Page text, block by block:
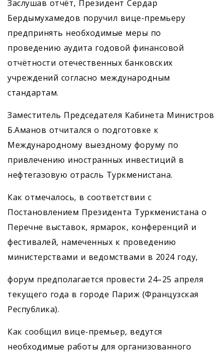
Заслушав отчёт, Президент Сердар
Бердымухамедов поручил вице-премьеру
предпринять необходимые меры по
проведению аудита годовой финансовой
отчётности отечественных банковских
учреждений согласно международным
стандартам.
Заместитель Председателя Кабинета Министров
Б.Аманов отчитался о подготовке к
Международному выездному форуму по
привлечению иностранных инвестиций в
нефтегазовую отрасль Туркменистана.
Как отмечалось, в соответствии с
Постановлением Президента Туркменистана о
Перечне выставок, ярмарок, конференций и
фестивалей, намеченных к проведению
министерствами и ведомствами в 2024 году,
форум предполагается провести 24–25 апреля
текущего года в городе Париж (Французская
Республика).
Как сообщил вице-премьер, ведутся
необходимые работы для организованного